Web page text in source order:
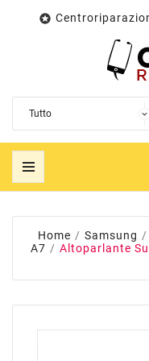

Home Samsung
A7
Altoparlante